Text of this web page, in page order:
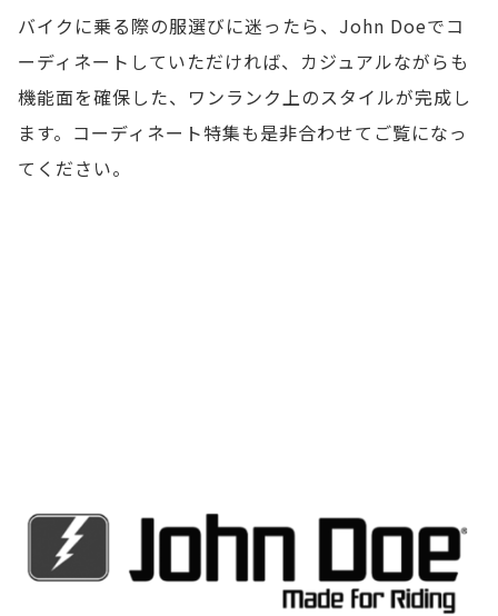
バイクに乗る際の服選びに迷ったら、John Doeでコ
ーディネートしていただければ、カジュアルながらも
機能面を確保した、ワンランク上のスタイルが完成し
ます。コーディネート特集も是非合わせてご覧になっ
てください。